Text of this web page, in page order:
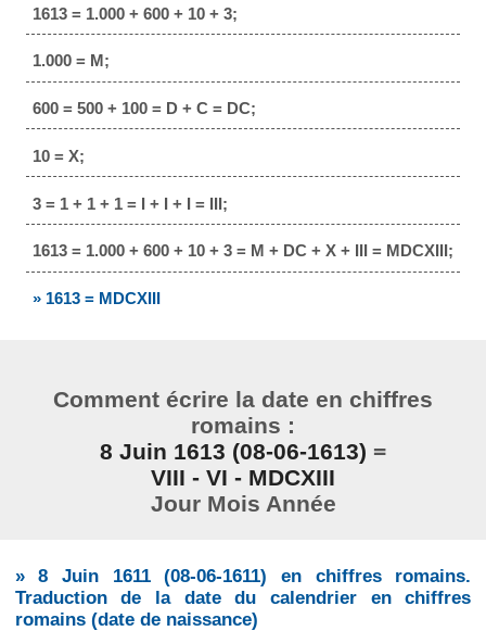
1613 = 1.000 + 600 + 10 + 3;
1.000 = M;
600 = 500 + 100 = D + C = DC;
10 = X;
3 = 1 + 1 + 1 = I + I + I = III;
1613 = 1.000 + 600 + 10 + 3 = M + DC + X + III = MDCXIII;
» 1613 = MDCXIII
Comment écrire la date en chiffres
romains :
8 Juin 1613 (08-06-1613) =
VIII - VI - MDCXIII
Jour Mois Année
»8 Juin 1611 (08-06-1611) en chiffres romains.
Traduction de la date du calendrier en chiffres
romains (date de naissance)